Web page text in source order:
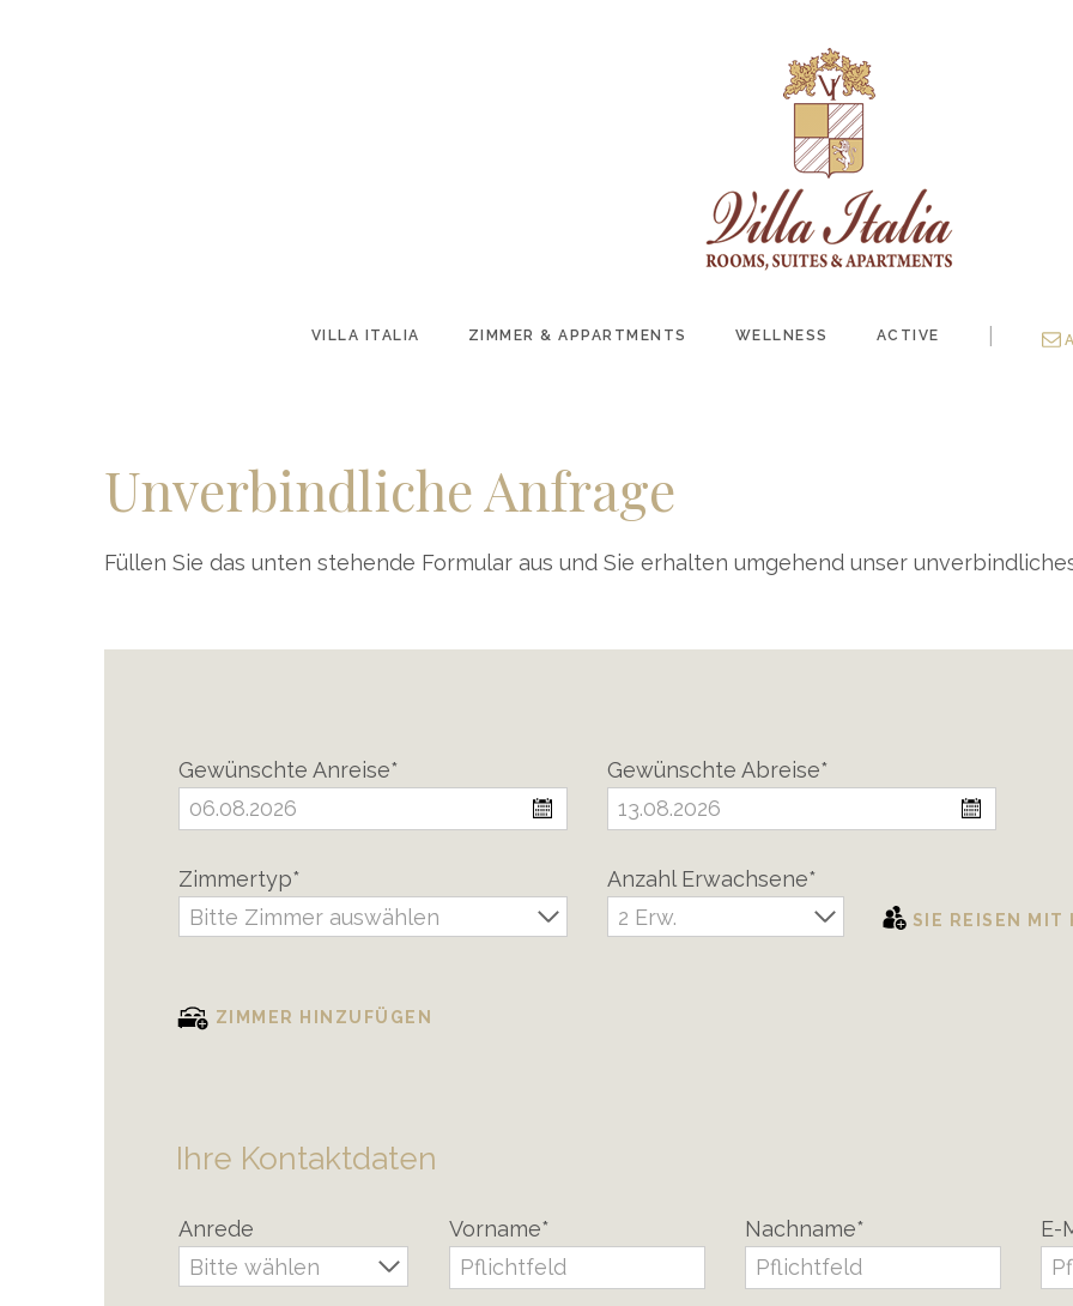
VILLA ITALIA ZIMMER & APPARTMENTS WELLNESS ACTIVE
Unverbindliche Anfrage
Füllen Sie das unten stehende Formular aus und Sie erhalten umgehend unser
Gewünschte Anreise* Gewünschte Abreise*
Zimmertyp*
Bitte Zimmer auswählen
Anzahl Erwachsene*
2 Erw.
SIE REISEN MIT
ZIMMER HINZUFÜGEN
Ihre Kontaktdaten
Anrede
Bitte wählen
Vorname* Nachname* E-